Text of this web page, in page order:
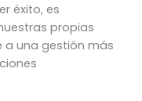
éxito, es
propias
a una gestión más